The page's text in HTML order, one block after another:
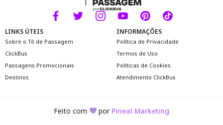
LINKS ÚTEIS
Sobre o Tô de Passagem
ClickBus
Passagens Promocionais
Destinos
INFORMAÇÕES
Política de Privacidade
Termos de Uso
Políticas de Cookies
Atendimento ClickBus
Feito com por Pineal Marketing